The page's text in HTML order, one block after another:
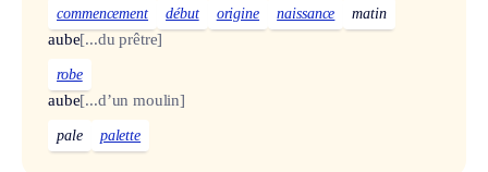
commencement début origine naissance matin
aube[...du prêtre]
robe
aube[...d’un moulin]
pale palette